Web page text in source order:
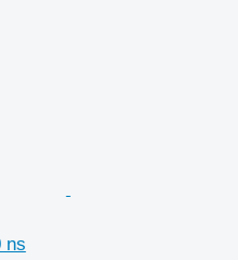
ns